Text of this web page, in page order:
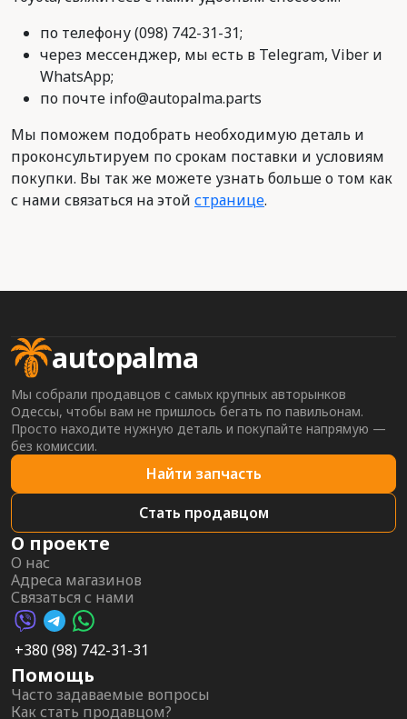
по телефону (098) 742-31-31;
через мессенджер, мы есть в Telegram, Viber и
WhatsApp;
по почте info@autopalma.parts
Мы поможем подобрать необходимую деталь и
проконсультируем по срокам поставки и условиям
покупки. Вы так же можете узнать больше о том как
с нами связаться на этой странице.
autopalma
Мы собрали продавцов с самых крупных авторынков
Одессы, чтобы вам не пришлось бегать по павильонам.
Просто находите нужную деталь и покупайте напрямую —
без комиссии.
Найти запчасть
Стать продавцом
О проекте
О нас
Адреса магазинов
Связаться с нами
Viber AutoPalma
Telegram AutoPalma
WhatsApp AutoPalma
+380 (98) 742-31-31
Помощь
Часто задаваемые вопросы
Как стать продавцом?